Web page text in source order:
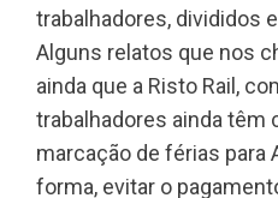
trabalhadores, divididos
Alguns relatos que nos
ainda que a Risto Rail,
trabalhadores ainda têm
marcação de férias para
forma, evitar o